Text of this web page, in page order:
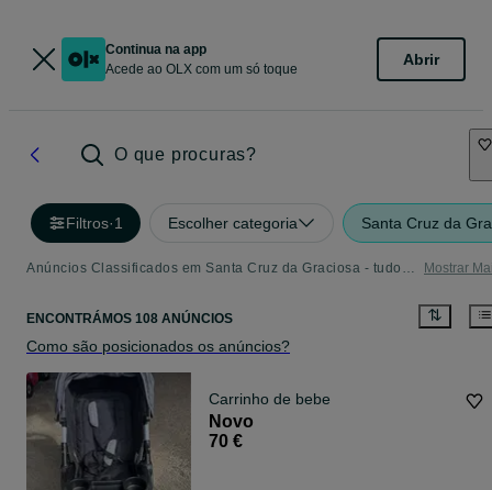
Continua na app
Acede ao OLX com um só toque
Abrir
O que procuras?
Filtros·1 Escolher categoria Santa Cruz da
Anúncios Classificados em Santa Cruz da Graciosa - tudo o que precisa - Página 2 Mostrar
ENCONTRÁMOS 108 ANÚNCIOS
Como são posicionados os anúncios?
Carrinho de bebe
Novo
70 €